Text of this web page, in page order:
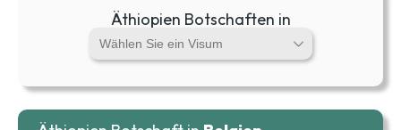
Äthiopien Botschaften in